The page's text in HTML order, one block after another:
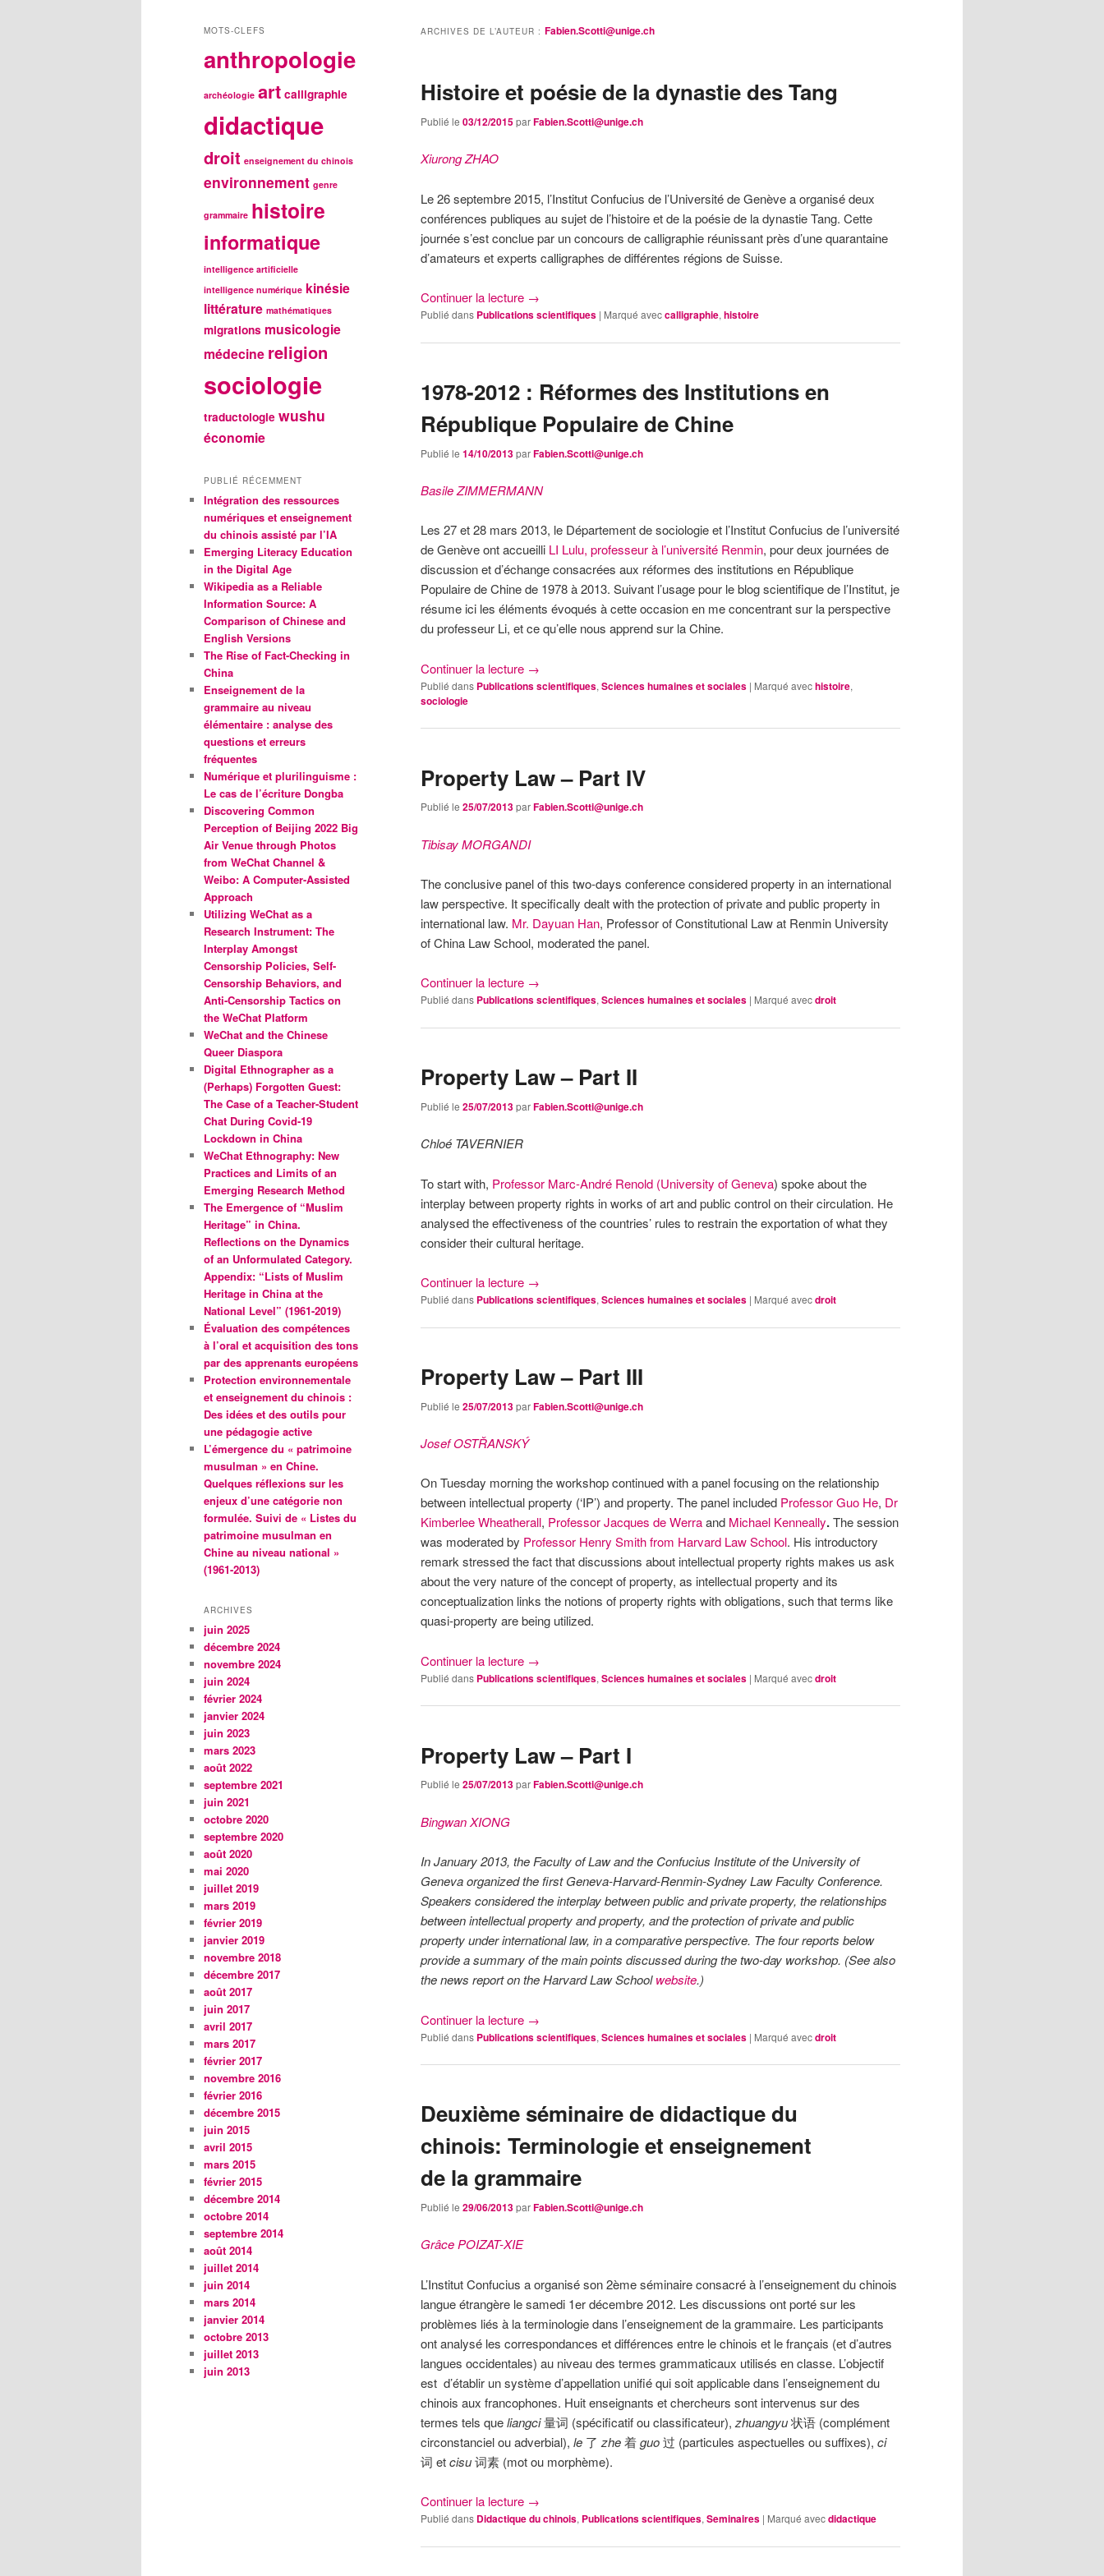
ARCHIVES DE L’AUTEUR : Fabien.Scotti@unige.ch
Histoire et poésie de la dynastie des Tang
Publié le 03/12/2015parFabien.Scotti@unige.ch
Xiurong ZHAO
Le 26 septembre 2015, l’Institut Confucius de l’Université de Genève a organisé deux
conférences publiques au sujet de l’histoire et de la poésie de la dynastie Tang. Cette
journée s’est conclue par un concours de calligraphie réunissant près d’une quarantaine
d’amateurs et experts calligraphes de différentes régions de Suisse.
Continuer la lecture →
Publié dans Publications scientifiques | Marqué aveccalligraphie, histoire
1978-2012 : Réformes des Institutions en
République Populaire de Chine
Publié le 14/10/2013parFabien.Scotti@unige.ch
Basile ZIMMERMANN
Les 27 et 28 mars 2013, le Département de sociologie et l’Institut Confucius de l’université
de Genève ont accueilli LI Lulu, professeur à l’université Renmin, pour deux journées de
discussion et d’échange consacrées aux réformes des institutions en République
Populaire de Chine de 1978 à 2013. Suivant l’usage pour le blog scientifique de l’Institut, je
résume ici les éléments évoqués à cette occasion en me concentrant sur la perspective
du professeur Li, et ce qu’elle nous apprend sur la Chine.
Continuer la lecture →
Publié dans Publications scientifiques, Sciences humaines et sociales | Marqué avechistoire,
sociologie
Property Law – Part IV
Publié le 25/07/2013parFabien.Scotti@unige.ch
Tibisay MORGANDI
The conclusive panel of this two-days conference considered property in an international
law perspective. It specifically dealt with the protection of private and public property in
international law. Mr. Dayuan Han, Professor of Constitutional Law at Renmin University
of China Law School, moderated the panel.
Continuer la lecture →
Publié dans Publications scientifiques,Sciences humaines et sociales | Marqué avecdroit
Property Law – Part II
Publié le 25/07/2013parFabien.Scotti@unige.ch
Chloé TAVERNIER
To start with, Professor Marc-André Renold (University of Geneva) spoke about the
interplay between property rights in works of art and public control on their circulation. He
analysed the effectiveness of the countries’ rules to restrain the exportation of what they
consider their cultural heritage.
Continuer la lecture →
Publié dans Publications scientifiques, Sciences humaines et sociales | Marqué avecdroit
Property Law – Part III
Publié le 25/07/2013parFabien.Scotti@unige.ch
Josef OSTŘANSKÝ
On Tuesday morning the workshop continued with a panel focusing on the relationship
between intellectual property (‘IP’) and property. The panel included Professor Guo He, Dr
Kimberlee Wheatherall, Professor Jacques de Werraand Michael Kenneally.The session
was moderated by Professor Henry Smith from Harvard Law School. His introductory
remark stressed the fact that discussions about intellectual property rights makes us ask
about the very nature of the concept of property, as intellectual property and its
conceptualization links the notions of property rights with obligations, such that terms like
quasi-property are being utilized.
Continuer la lecture →
Publié dans Publications scientifiques, Sciences humaines et sociales | Marqué avecdroit
Property Law – Part I
Publié le 25/07/2013parFabien.Scotti@unige.ch
Bingwan XIONG
In January 2013, the Faculty of Law and the Confucius Institute of the University of
Geneva organized the first Geneva-Harvard-Renmin-Sydney Law Faculty Conference.
Speakers considered the interplay between public and private property, the relationships
between intellectual property and property, and the protection of private and public
property under international law, in a comparative perspective. The four reports below
provide a summary of the main points discussed during the two-day workshop. (See also
the news report on the Harvard Law Schoolwebsite.)
Continuer la lecture →
Publié dans Publications scientifiques, Sciences humaines et sociales | Marqué avecdroit
Deuxième séminaire de didactique du
chinois: Terminologie et enseignement
de la grammaire
Publié le 29/06/2013parFabien.Scotti@unige.ch
Grâce POIZAT-XIE
L’Institut Confucius a organisé son 2ème séminaire consacré à l’enseignement du chinois
langue étrangère le samedi 1er décembre 2012. Les discussions ont porté sur les
problèmes liés à la terminologie dans l’enseignement de la grammaire. Les participants
ont analysé les correspondances et différences entre le chinois et le français (et d’autres
langues occidentales) au niveau des termes grammaticaux utilisés en classe. L’objectif
est d’établir un système d’appellation unifié qui soit applicable dans l’enseignement du
chinois aux francophones. Huit enseignants et chercheurs sont intervenus sur des
termes tels queliangci量词 (spécificatif ou classificateur), zhuangyu状语 (complément
circonstanciel ou adverbial), le 了 zhe着guo过 (particules aspectuelles ou suffixes), ci
词 etcisu词素 (mot ou morphème).
Continuer la lecture →
Publié dans Didactique du chinois, Publications scientifiques, Seminaires | Marqué avecdidactique
MOTS-CLEFS
anthropologie
archéologie art calligraphie
didactique
droit enseignement du chinois
environnement genre
grammaire histoire
informatique
intelligence artificielle
intelligence numérique kinésie
littérature mathématiques
migrations musicologie
médecine religion
sociologie
traductologie wushu
économie
PUBLIÉ RÉCEMMENT
Intégration des ressources
numériques et enseignement
du chinois assisté par l’IA
Emerging Literacy Education
in the Digital Age
Wikipedia as a Reliable
Information Source: A
Comparison of Chinese and
English Versions
The Rise of Fact-Checking in
China
Enseignement de la
grammaire au niveau
élémentaire : analyse des
questions et erreurs
fréquentes
Numérique et plurilinguisme :
Le cas de l’écriture Dongba
Discovering Common
Perception of Beijing 2022 Big
Air Venue through Photos
from WeChat Channel &
Weibo: A Computer-Assisted
Approach
Utilizing WeChat as a
Research Instrument: The
Interplay Amongst
Censorship Policies, Self-
Censorship Behaviors, and
Anti-Censorship Tactics on
the WeChat Platform
WeChat and the Chinese
Queer Diaspora
Digital Ethnographer as a
(Perhaps) Forgotten Guest:
The Case of a Teacher-Student
Chat During Covid-19
Lockdown in China
WeChat Ethnography: New
Practices and Limits of an
Emerging Research Method
The Emergence of “Muslim
Heritage” in China.
Reflections on the Dynamics
of an Unformulated Category.
Appendix: “Lists of Muslim
Heritage in China at the
National Level” (1961-2019)
Évaluation des compétences
à l’oral et acquisition des tons
par des apprenants européens
Protection environnementale
et enseignement du chinois :
Des idées et des outils pour
une pédagogie active
L’émergence du « patrimoine
musulman » en Chine.
Quelques réflexions sur les
enjeux d’une catégorie non
formulée. Suivi de « Listes du
patrimoine musulman en
Chine au niveau national »
(1961-2013)
ARCHIVES
juin 2025
décembre 2024
novembre 2024
juin 2024
février 2024
janvier 2024
juin 2023
mars 2023
août 2022
septembre 2021
juin 2021
octobre 2020
septembre 2020
août 2020
mai 2020
juillet 2019
mars 2019
février 2019
janvier 2019
novembre 2018
décembre 2017
août 2017
juin 2017
avril 2017
mars 2017
février 2017
novembre 2016
février 2016
décembre 2015
juin 2015
avril 2015
mars 2015
février 2015
décembre 2014
octobre 2014
septembre 2014
août 2014
juillet 2014
juin 2014
mars 2014
janvier 2014
octobre 2013
juillet 2013
juin 2013